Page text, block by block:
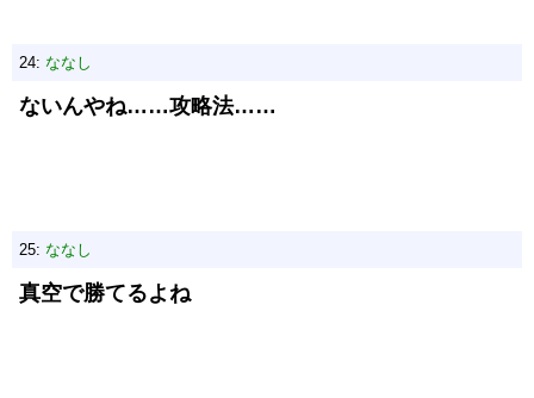
24: ななし
ないんやね……攻略法……
25: ななし
真空で勝てるよね